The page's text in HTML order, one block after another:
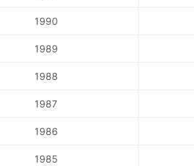
1990
1989
1988
1987
1986
1985